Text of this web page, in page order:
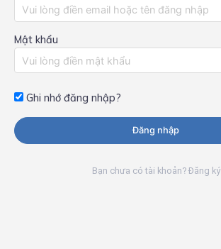
Mật khẩu
Ghi nhớ đăng nhập?
Đăng nhập
Bạn chưa có tài khoản? Đăng ký